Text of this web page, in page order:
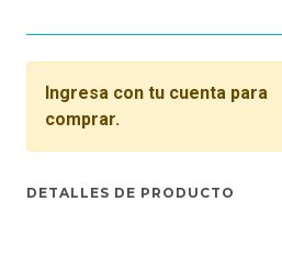
Ingresa con tu cuenta para
comprar.
DETALLES DE PRODUCTO